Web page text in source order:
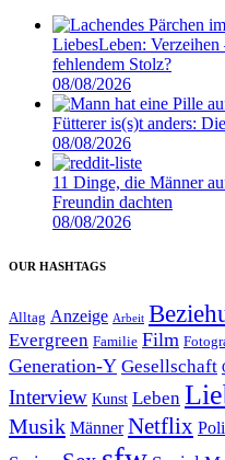
LiebesLeben:
fehlendem Stolz?
08/08/2026
Fütterer is(s)t anders:
08/08/2026
11 Dinge, die Männer
Freundin dachten
08/08/2026
OUR HASHTAGS
Alltag Anzeige Arbeit
Evergreen Familie Film
Generation-Y Gesellschaft
Interview Kunst Leben
Musik Männer Netflix